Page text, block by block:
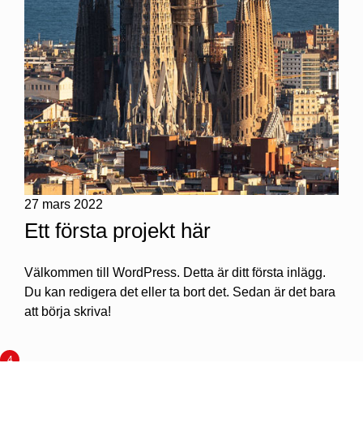
27 mars 2022
Ett första projekt här
Välkommen till WordPress. Detta är ditt första inlägg.
Du kan redigera det eller ta bort det. Sedan är det bara
att börja skriva!